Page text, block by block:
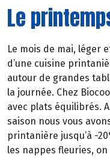
Le
Le mois de mai, léger
d’une cuisine
autour de grandes
la journée. Chez
avec plats équilibrés.
saison nous vous
printanière jusqu’à -
les nappes fleuries, on